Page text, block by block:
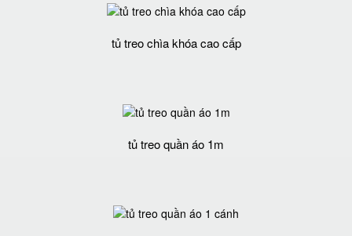
tủ treo chìa khóa cao cấp
tủ treo quần áo 1m